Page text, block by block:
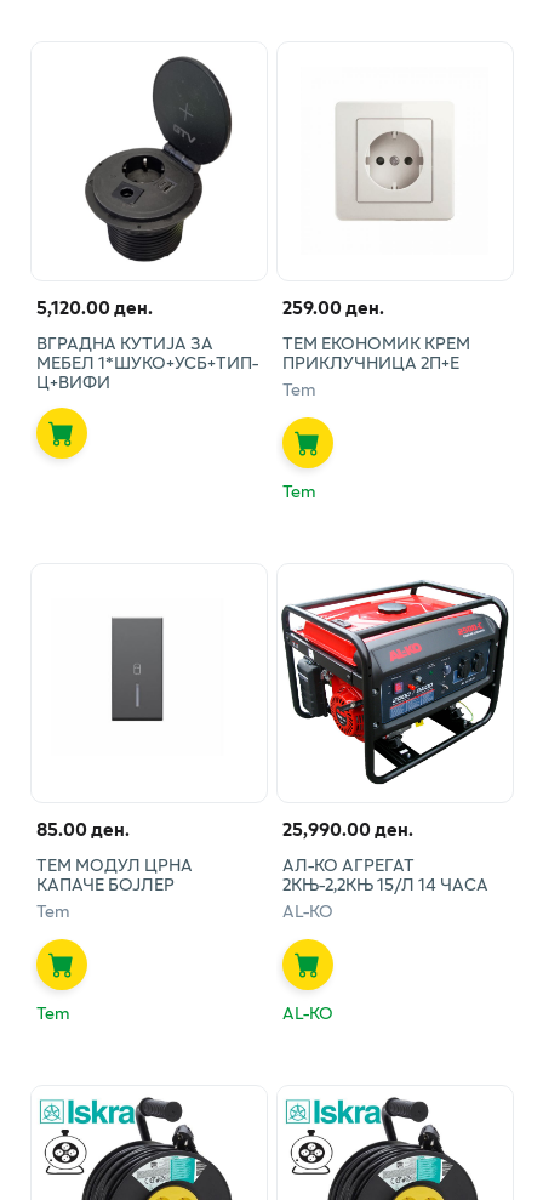
5,120.00 ден.
ВГРАДНА КУТИЈА ЗА
МЕБЕЛ 1*ШУКО+УСБ+ТИП-
Ц+ВИФИ
259.00 ден.
ТЕМ ЕКОНОМИК КРЕМ
ПРИКЛУЧНИЦА 2П+Е
Tem
Tem
85.00 ден.
ТЕМ МОДУЛ ЦРНА
КАПАЧЕ БОЈЛЕР
Tem
Tem
25,990.00 ден.
АЛ-КО АГРЕГАТ
2КЊ-2,2КЊ 15/Л 14 ЧАСА
AL-KO
AL-KO